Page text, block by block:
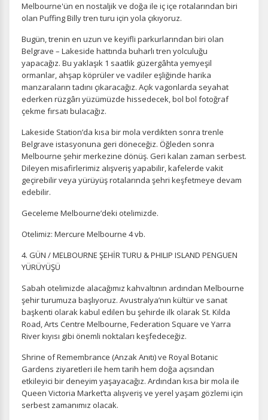
Melbourne'ün en nostaljik ve doğa ile iç içe rotalarından biri
olan Puffing Billy tren turu için yola çıkıyoruz.
Bugün, trenin en uzun ve keyifli parkurlarından biri olan
Belgrave – Lakeside hattında buharlı tren yolculuğu
yapacağız. Bu yaklaşık 1 saatlik güzergâhta yemyeşil
ormanlar, ahşap köprüler ve vadiler eşliğinde harika
manzaraların tadını çıkaracağız. Açık vagonlarda seyahat
ederken rüzgârı yüzümüzde hissedecek, bol bol fotoğraf
çekme fırsatı bulacağız.
Lakeside Station’da kısa bir mola verdikten sonra trenle
Belgrave istasyonuna geri döneceğiz. Öğleden sonra
Melbourne şehir merkezine dönüş. Geri kalan zaman serbest.
Dileyen misafirlerimiz alışveriş yapabilir, kafelerde vakit
geçirebilir veya yürüyüş rotalarında şehri keşfetmeye devam
edebilir.
Geceleme Melbourne’deki otelimizde.
Otelimiz: Mercure Melbourne 4 vb.
4. GÜN / MELBOURNE ŞEHİR TURU & PHILIP ISLAND PENGUEN
YÜRÜYÜŞÜ
Sabah otelimizde alacağımız kahvaltının ardından Melbourne
şehir turumuza başlıyoruz. Avustralya’nın kültür ve sanat
başkenti olarak kabul edilen bu şehirde ilk olarak St. Kilda
Road, Arts Centre Melbourne, Federation Square ve Yarra
River kıyısı gibi önemli noktaları keşfedeceğiz.
Shrine of Remembrance (Anzak Anıtı) ve Royal Botanic
Gardens ziyaretleri ile hem tarih hem doğa açısından
etkileyici bir deneyim yaşayacağız. Ardından kısa bir mola ile
Queen Victoria Market’ta alışveriş ve yerel yaşam gözlemi için
serbest zamanımız olacak.